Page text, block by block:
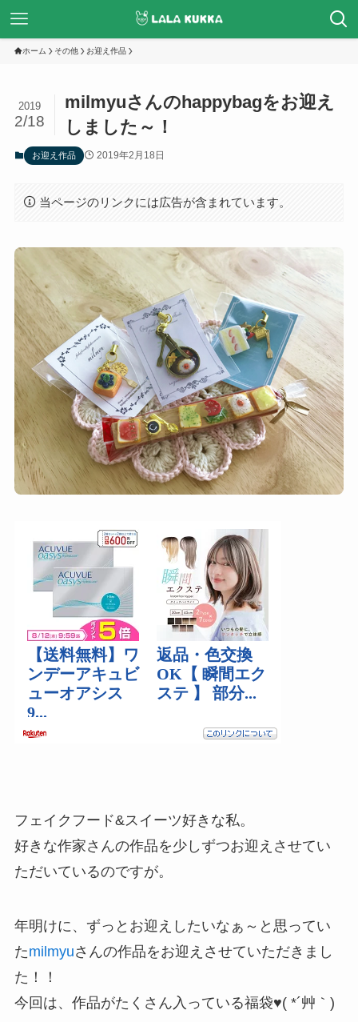
ホーム その他 お迎え作品
milmyuさんのhappybagをお迎え
しました～！
2019
2/18
お迎え作品 2019年2月18日
当ページのリンクには広告が含まれています。
フェイクフード&スイーツ好きな私。
好きな作家さんの作品を少しずつお迎えさせてい
ただいているのですが。
年明けに、ずっとお迎えしたいなぁ～と思ってい
たmilmyuさんの作品をお迎えさせていただきまし
た！！
今回は、作品がたくさん入っている福袋♥( *´艸｀)